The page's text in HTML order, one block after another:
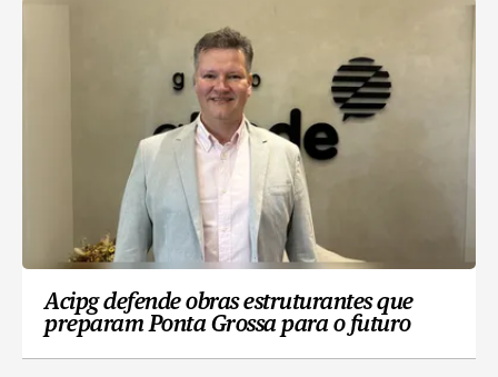
Acipg defende obras estruturantes que
preparam Ponta Grossa para o futuro